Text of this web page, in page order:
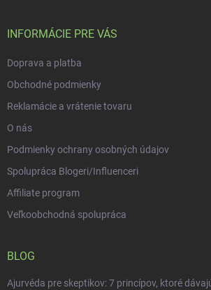
INFORMÁCIE PRE VÁS
Doprava a platba
Obchodné podmienky
Reklamácie a vrátenie tovaru
O nás
Podmienky ochrany osobných údajov
Spolupráca Blogeri/Influenceri
Affiliate program
Veľkoobchodná spolupráca
BLOG
Ajurvéda pre skeptikov: 7 princípov, ktoré